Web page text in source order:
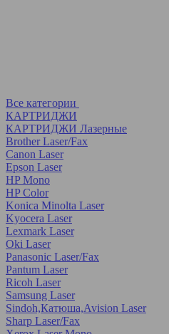
Все категории
КАРТРИДЖИ
КАРТРИДЖИ Лазерные
Brother Laser/Fax
Canon Laser
Epson Laser
HP Mono
HP Color
Konica Minolta Laser
Kyocera Laser
Lexmark Laser
Oki Laser
Panasonic Laser/Fax
Pantum Laser
Ricoh Laser
Samsung Laser
Sindoh,Катюша,Avision Laser
Sharp Laser/Fax